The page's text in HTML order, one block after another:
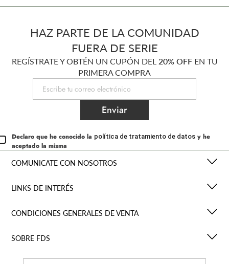
HAZ PARTE DE LA COMUNIDAD
FUERA DE SERIE
REGÍSTRATE Y OBTÉN UN CUPÓN DEL 20% OFFEN TU
PRIMERA COMPRA
Enviar
Declaro que he conocido la política de tratamiento de datos y he
aceptado la misma
COMUNICATE CON NOSOTROS
LINKS DE INTERÉS
CONDICIONES GENERALES DE VENTA
SOBRE FDS